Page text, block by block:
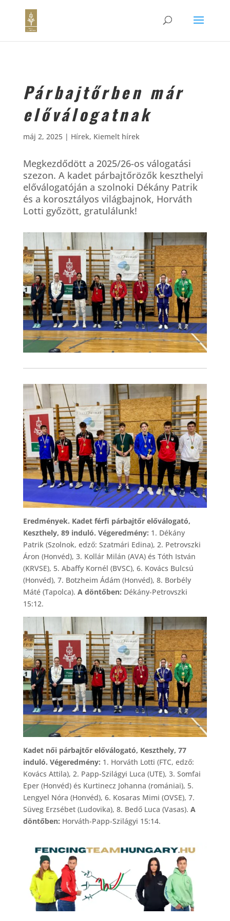
Párbajtőrben már
előválogatnak
máj 2, 2025| Hírek, Kiemelt hírek
Megkezdődött a 2025/26-os válogatási
szezon. A kadet párbajtőrözők keszthelyi
előválogatóján a szolnoki Dékány Patrik
és a korosztályos világbajnok, Horváth
Lotti győzött, gratulálunk!
Eredmények. Kadet férfi párbajtőr előválogató,
Keszthely, 89 induló. Végeredmény: 1. Dékány
Patrik (Szolnok, edző: Szatmári Edina), 2. Petrovszki
Áron (Honvéd), 3. Kollár Milán (AVA) és Tóth István
(KRVSE), 5. Abaffy Kornél (BVSC), 6. Kovács Bulcsú
(Honvéd), 7. Botzheim Ádám (Honvéd), 8. Borbély
Máté (Tapolca). A döntőben: Dékány-Petrovszki
15:12.
Kadet női párbajtőr előválogató, Keszthely, 77
induló. Végeredmény: 1. Horváth Lotti (FTC, edző:
Kovács Attila), 2. Papp-Szilágyi Luca (UTE), 3. Somfai
Eper (Honvéd) és Kurtinecz Johanna (romániai), 5.
Lengyel Nóra (Honvéd), 6. Kosaras Mimi (OVSE), 7.
Süveg Erzsébet (Ludovika), 8. Bedő Luca (Vasas). A
döntőben: Horváth-Papp-Szilágyi 15:14.